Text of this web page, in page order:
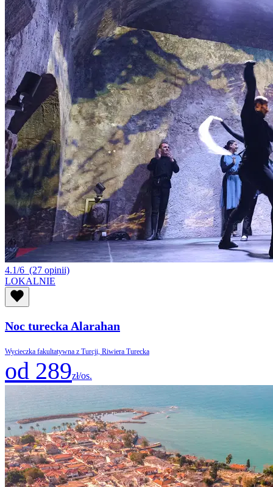
4.1/6 (27 opinii)
LOKALNIE
Noc turecka Alarahan
Wycieczka fakultatywna z Turcji, Riwiera Turecka
od 289zł/os.